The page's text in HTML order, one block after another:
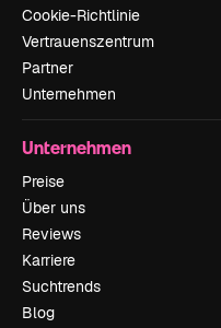
Cookie-Richtlinie
Vertrauenszentrum
Partner
Unternehmen
Unternehmen
Preise
Über uns
Reviews
Karriere
Suchtrends
Blog